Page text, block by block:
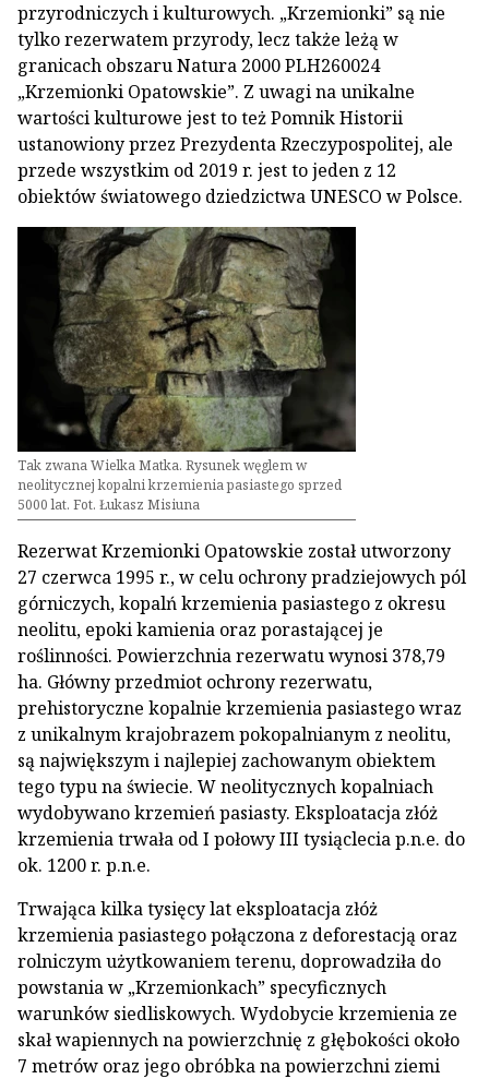
przyrodniczych i kulturowych. „Krzemionki” są nie
tylko rezerwatem przyrody, lecz także leżą w
granicach obszaru Natura 2000 PLH260024
„Krzemionki Opatowskie”. Z uwagi na unikalne
wartości kulturowe jest to też Pomnik Historii
ustanowiony przez Prezydenta Rzeczypospolitej, ale
przede wszystkim od 2019 r. jest to jeden z 12
obiektów światowego dziedzictwa UNESCO w Polsce.
Tak zwana Wielka Matka. Rysunek węglem w
neolitycznej kopalni krzemienia pasiastego sprzed
5000 lat. Fot. Łukasz Misiuna
Rezerwat Krzemionki Opatowskie został utworzony
27 czerwca 1995 r., w celu ochrony pradziejowych pól
górniczych, kopalń krzemienia pasiastego z okresu
neolitu, epoki kamienia oraz porastającej je
roślinności. Powierzchnia rezerwatu wynosi 378,79
ha. Główny przedmiot ochrony rezerwatu,
prehistoryczne kopalnie krzemienia pasiastego wraz
z unikalnym krajobrazem pokopalnianym z neolitu,
są największym i najlepiej zachowanym obiektem
tego typu na świecie. W neolitycznych kopalniach
wydobywano krzemień pasiasty. Eksploatacja złóż
krzemienia trwała od I połowy III tysiąclecia p.n.e. do
ok. 1200 r. p.n.e.
Trwająca kilka tysięcy lat eksploatacja złóż
krzemienia pasiastego połączona z deforestacją oraz
rolniczym użytkowaniem terenu, doprowadziła do
powstania w „Krzemionkach” specyficznych
warunków siedliskowych. Wydobycie krzemienia ze
skał wapiennych na powierzchnię z głębokości około
7 metrów oraz jego obróbka na powierzchni ziemi